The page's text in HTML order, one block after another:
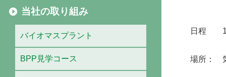
日程 10
場所：
当社の取り組み
バイオマスプラント
BPP見学コース